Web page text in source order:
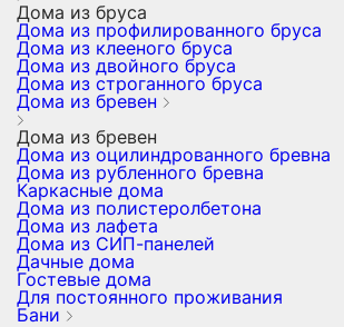
Дома из бруса
Дома из профилированного бруса
Дома из клееного бруса
Дома из двойного бруса
Дома из строганного бруса
Дома из бревен
Дома из бревен
Дома из оцилиндрованного бревна
Дома из рубленного бревна
Каркасные дома
Дома из полистеролбетона
Дома из лафета
Дома из СИП-панелей
Дачные дома
Гостевые дома
Для постоянного проживания
Бани